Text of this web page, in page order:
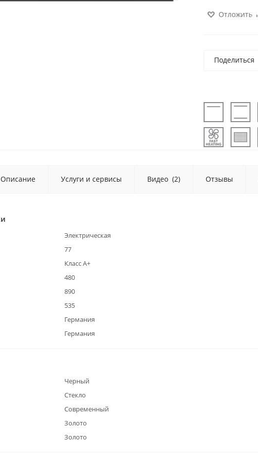
Отложить
Поделиться
Описание Услуги и сервисы Видео (2) Отзывы
Электрическая
77
Класс А+
480
890
535
Германия
Германия
Черный
Стекло
Современный
Золото
Золото